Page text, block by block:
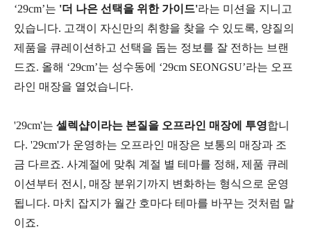
‘29cm’는 '더 나은 선택을 위한 가이드'라는 미션을 지니고
있습니다. 고객이 자신만의 취향을 찾을 수 있도록, 양질의
제품을 큐레이션하고 선택을 돕는 정보를 잘 전하는 브랜
드죠. 올해 ‘29cm’는 성수동에 ‘29cm SEONGSU’라는 오프
라인 매장을 열었습니다.
'29cm'는 셀렉샵이라는 본질을 오프라인 매장에 투영합니
다. '29cm'가 운영하는 오프라인 매장은 보통의 매장과 조
금 다르죠. 사계절에 맞춰 계절 별 테마를 정해, 제품 큐레
이션부터 전시, 매장 분위기까지 변화하는 형식으로 운영
됩니다. 마치 잡지가 월간 호마다 테마를 바꾸는 것처럼 말
이죠.